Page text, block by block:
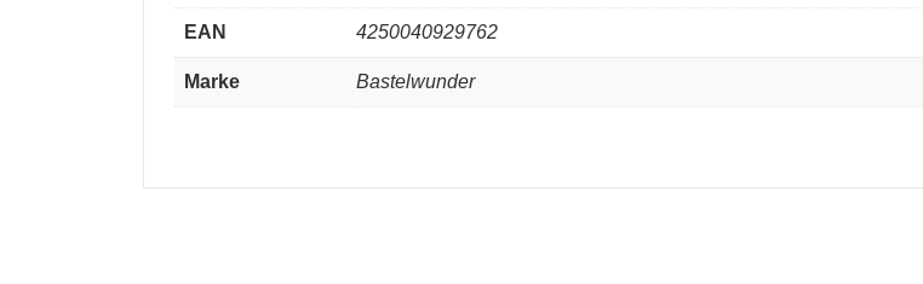
EAN 4250040929762
Marke Bastelwunder